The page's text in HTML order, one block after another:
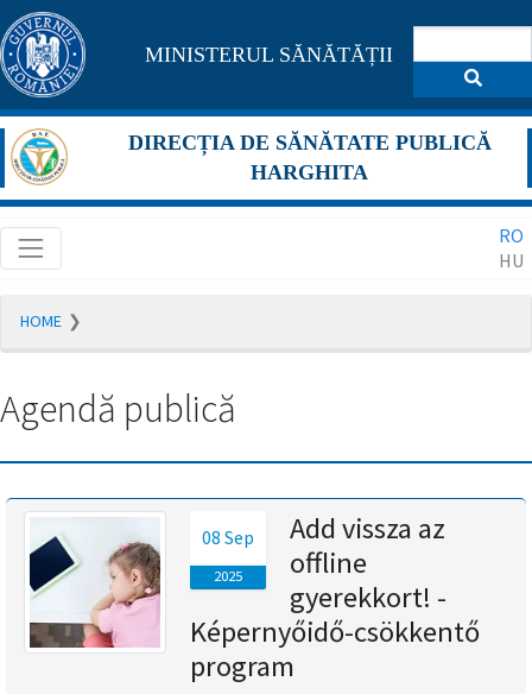
Pagina
maghiară
se
află
în
construcție
Redirecționare
română
în
secunde.
magyar
nyelvű
MINISTERUL SĂNĂTĂȚII
DIRECȚIA DE SĂNĂTATE PUBLICĂ
HARGHITA
RO
HU
HOME
Agendă publică
08 Sep
2025
Add vissza az
offline
gyerekkort! -
Képernyőidő-csökkentő
program